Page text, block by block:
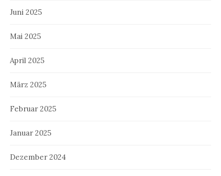
Juni 2025
Mai 2025
April 2025
März 2025
Februar 2025
Januar 2025
Dezember 2024